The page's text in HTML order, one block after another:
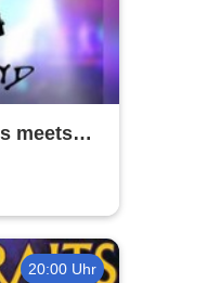
meets
20:00 Uhr